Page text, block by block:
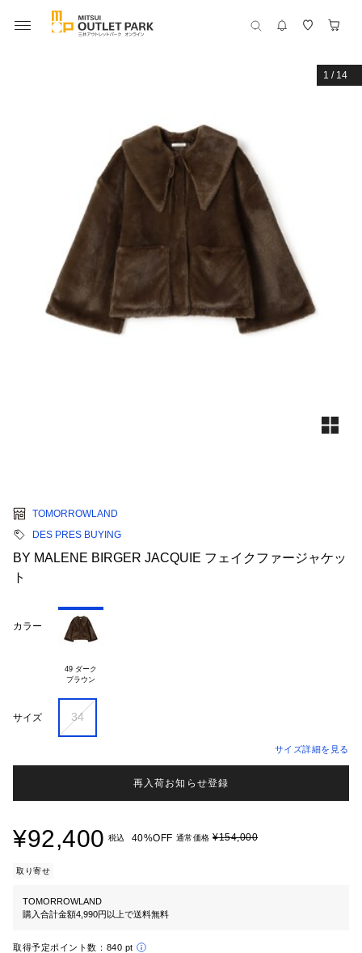
1 / 14
TOMORROWLAND
DES PRES BUYING
BY MALENE BIRGER JACQUIE フェイクファージャケッ
ト
カラー
49 ダーク
サイズ 34
サイズ詳細を見る
再入荷お知らせ登録
¥92,400 税込 40%OFF 通常価格 ¥154,000
取り寄せ
TOMORROWLAND
購入合計金額4,990円以上で送料無料
取得予定ポイント数： 840 pt